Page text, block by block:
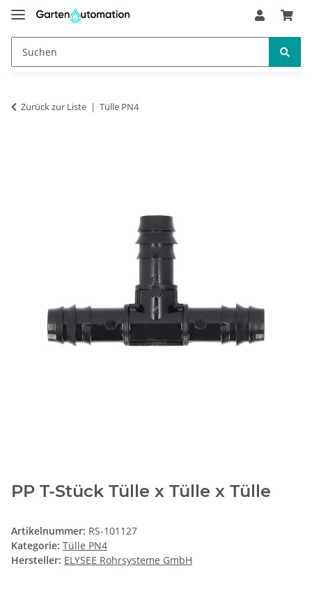
Zurück zur Liste Tülle PN4
PP T-Stück Tülle x Tülle x Tülle
Artikelnummer: RS-101127
Kategorie: Tülle PN4
Hersteller: ELYSEE Rohrsysteme GmbH